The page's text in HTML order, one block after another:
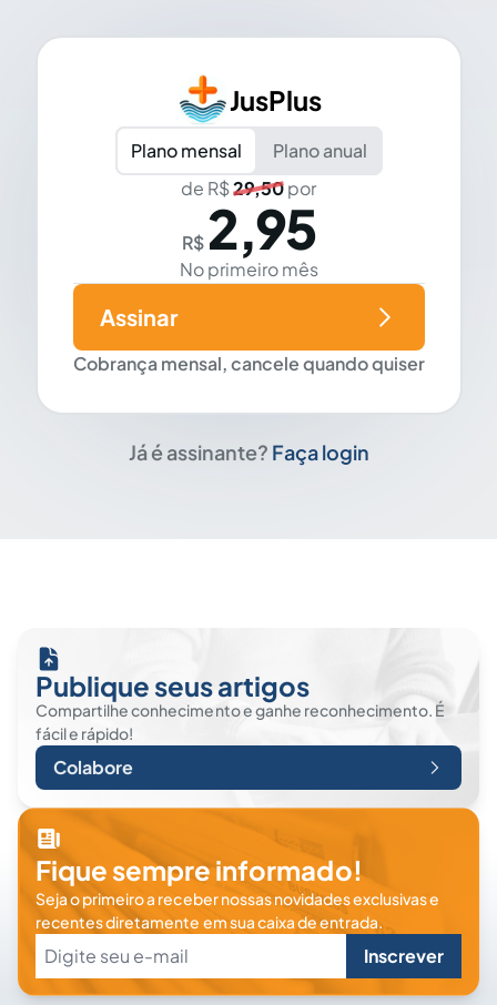
JusPlus
Plano mensal
Plano anual
de R$29,50por
R$ 2,95
No primeiro mês
Cobrança mensal, cancele quando quiser
Assinar
Já é assinante? Faça login
Publique seus artigos
Compartilhe conhecimento e ganhe reconhecimento. É
fácil e rápido!
Colabore
Fique sempre informado!
Seja o primeiro a receber nossas novidades exclusivas e
recentes diretamente em sua caixa de entrada.
Inscrever